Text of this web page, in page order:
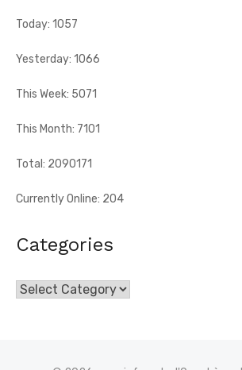
Today: 1057
Yesterday: 1066
This Week: 5071
This Month: 7101
Total: 2090171
Currently Online: 204
Categories
Categories